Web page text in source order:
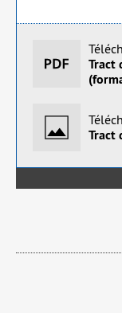
Tract
Tract